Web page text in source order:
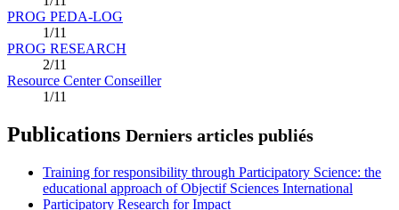
PROG PEDA-LOG
1/11
PROG RESEARCH
2/11
Resource Center Conseiller
1/11
Publications Derniers articles publiés
Training for responsibility through Participatory Science: the
educational approach of Objectif Sciences International
Participatory Research for Impact